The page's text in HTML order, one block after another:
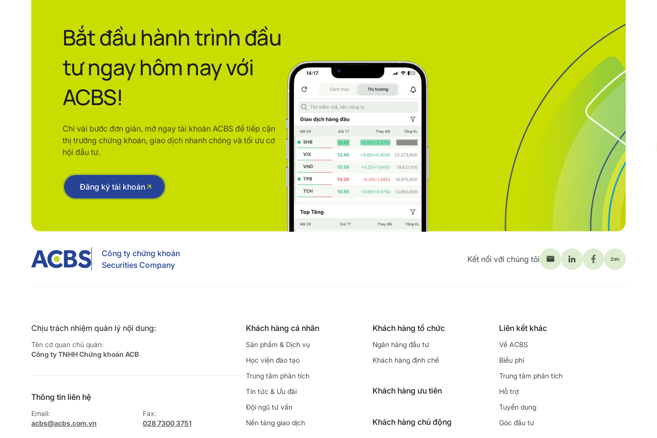
Bắt đầu hành trình đầu
tư ngay hôm nay với
ACBS!
Chỉ vài bước đơn giản, mở ngay tài khoản ACBS để tiếp cận
thị trường chứng khoán, giao dịch nhanh chóng và tối ưu cơ
hội đầu tư.
Đăng ký tài khoản
Công ty chứng khoán
Securities Company
Kết nối với chúng tôi
Chịu trách nhiệm quản lý nội dung:
Tên cơ quan chủ quản:
Công ty TNHH Chứng khoán ACB
Thông tin liên hệ
Email:
acbs@acbs.com.vn
Fax:
028 7300 3751
Khách hàng cá nhân
Sản phẩm & Dịch vụ
Học viện đào tạo
Trung tâm phân tích
Tin tức & Ưu đãi
Đội ngũ tư vấn
Nền tảng giao dịch
Khách hàng tổ chức
Ngân hàng đầu tư
Khách hàng định chế
Khách hàng ưu tiên
Khách hàng chủ động
Liên kết khác
Về ACBS
Biểu phí
Trung tâm phân tích
Hỗ trợ
Tuyển dụng
Góc đầu tư